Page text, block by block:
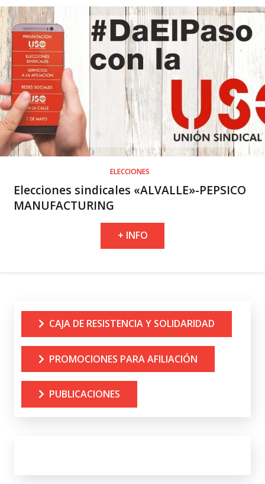
ELECCIONES
Elecciones sindicales «ALVALLE»-PEPSICO
MANUFACTURING
+ INFO
CAJA DE RESISTENCIA Y SOLIDARIDAD
PROMOCIONES PARA AFILIACIÓN
PUBLICACIONES